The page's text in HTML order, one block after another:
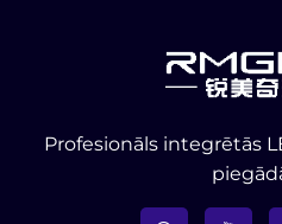
Profesionāls integrētās